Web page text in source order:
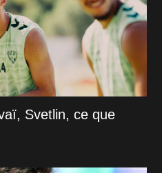
Svetlin, ce que